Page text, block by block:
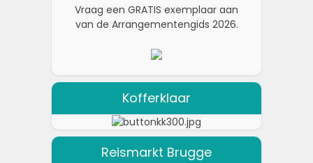
Vraag een GRATIS exemplaar aan
van de Arrangementengids 2026.
Kofferklaar
Reismarkt Brugge